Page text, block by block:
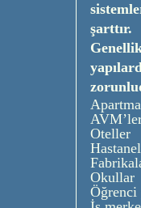
şarttır.
Oteller
Okullar
Öğrenci